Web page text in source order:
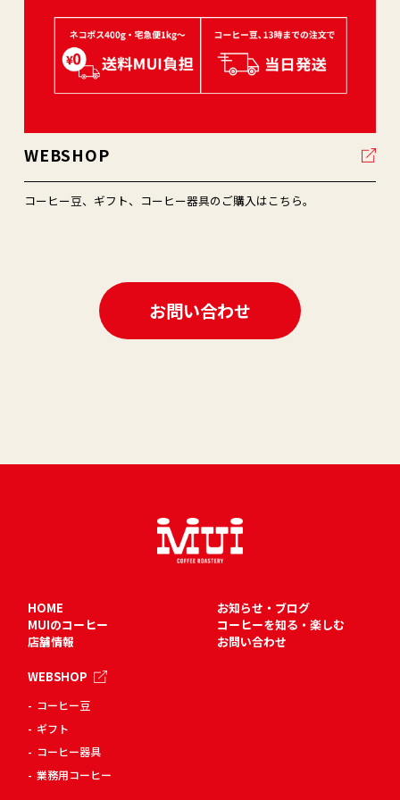
WEBSHOP
コーヒー⾖、ギフト、コーヒー器具のご購⼊はこちら。
お問い合わせ
HOME
MUIのコーヒー
店舗情報
WEBSHOP
コーヒー豆
ギフト
コーヒー器具
業務用コーヒー
お知らせ・ブログ
コーヒーを知る・楽しむ
お問い合わせ